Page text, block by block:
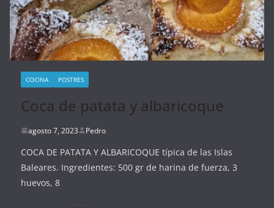
COCINA POSTRES
Coca de patata y albaricoque
agosto 7, 2023 Pedro
COCA DE PATATA Y ALBARICOQUE típica de las Islas
Baleares. Ingredientes: 500 gr de harina de fuerza, 3
huevos, 8